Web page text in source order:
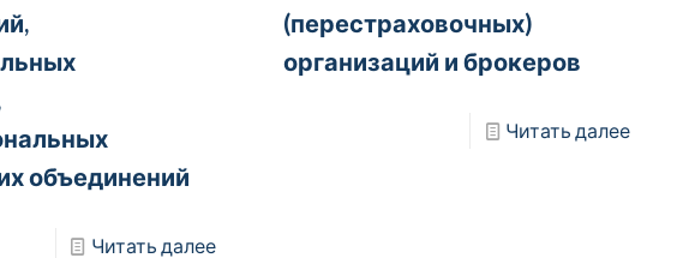
объединений
Читать далее
(перестраховочных)
организаций и брокеров
Читать далее